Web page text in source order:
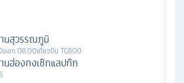
นสุวรรณภูมิ
ออก08.00เที่ยวบิน TG600
นฮ่องกงเช๊กแลปก๊ก